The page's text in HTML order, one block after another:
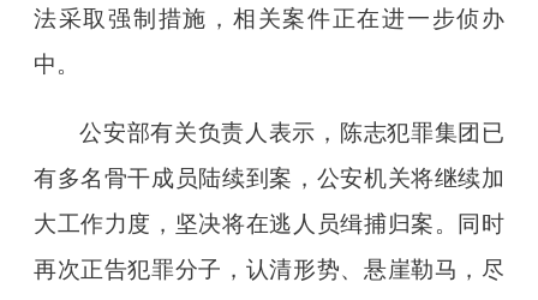
法采取强制措施，相关案件正在进一步侦办
中。
公安部有关负责人表示，陈志犯罪集团已
有多名骨干成员陆续到案，公安机关将继续加
大工作力度，坚决将在逃人员缉捕归案。同时
再次正告犯罪分子，认清形势、悬崖勒马，尽